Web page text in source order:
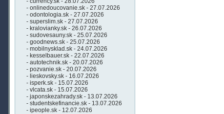
- onlinedoucovanie.sk - 27.07.2026
- odontologia.sk - 27.07.2026
- superslim.sk - 27.07.2026
- kralovianky.sk - 26.07.2026
- sudovesauny.sk - 25.07.2026
- goodnews.sk - 25.07.2026
- mobilnysklad.sk - 24.07.2026
- kesselbauer.sk - 22.07.2026
- autotechnik.sk - 20.07.2026
- pozvanie.sk - 20.07.2026
- lieskovsky.sk - 16.07.2026
- isperk.sk - 15.07.2026
- vlcata.sk - 15.07.2026
- japonskezahrady.sk - 13.07.2026
- studentskefinancie.sk - 13.07.2026
- ipeople.sk - 12.07.2026